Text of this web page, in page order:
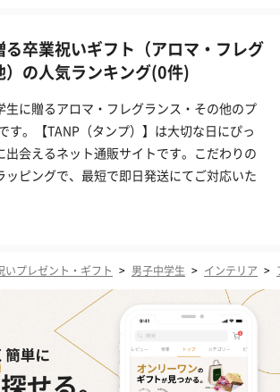
る卒業祝いギフト（アロマ・フレグ
）の人気ランキング(0件)
生に贈るアロマ・フレグランス・その他のプ
す。【TANP（タンプ）】は大切な日にぴっ
出会えるネット通販サイトです。こだわりの
ッピングで、最短で即日発送にてご対応いた
いプレゼント・ギフト > 男子中学生 > インテリア >